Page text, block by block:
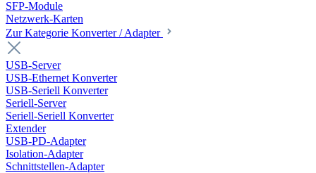
SFP-Module
Netzwerk-Karten
Zur Kategorie Konverter / Adapter
USB-Server
USB-Ethernet Konverter
USB-Seriell Konverter
Seriell-Server
Seriell-Seriell Konverter
Extender
USB-PD-Adapter
Isolation-Adapter
Schnittstellen-Adapter